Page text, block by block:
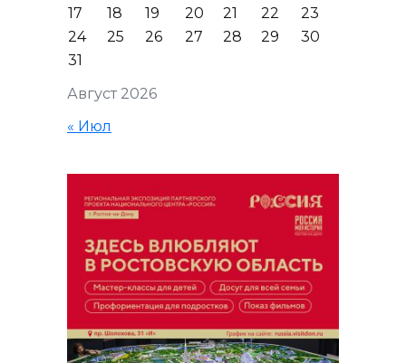
Август 2026
17
18 19 20 21 22
23
24
25 26 27 28 29
30
31
« Июл